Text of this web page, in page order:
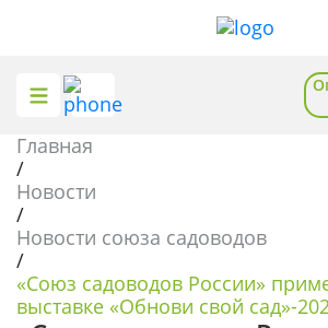
О союзе
Отделения
Новости
База знаний
Полезное и
Главная
/
Новости
/
Новости союза садоводов
/
«Союз садоводов России»
выставке «Обнови свой сад»-